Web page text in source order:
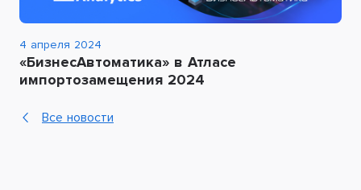
4 апреля 2024
«БизнесАвтоматика» в Атласе
импортозамещения 2024
Все новости